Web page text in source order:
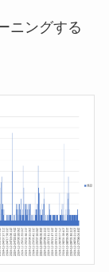
ニングする